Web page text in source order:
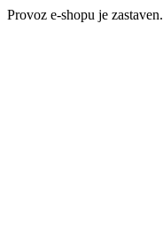
Provoz e-shopu je zastaven.